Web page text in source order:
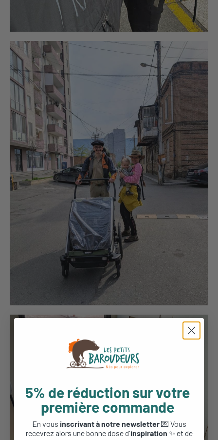
5% de réduction sur votre
première commande
En vous inscrivant à notre newsletter💌 Vous
recevrez alors une bonne dose d'inspiration ✨ et de